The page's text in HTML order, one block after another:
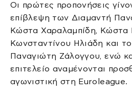
Οι πρώτες προπονήσεις
επίβλεψη των Διαμαντή
Κώστα Χαραλαμπίδη, Κώστα
Κωνσταντίνου Ηλιάδη και
Παναγιώτη Ζάλογγου, ενώ
επιτελείο αναμένονται
αγωνιστική στη Euroleague.